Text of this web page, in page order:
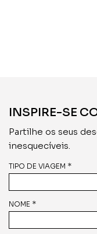
INSPIRE-SE
Partilhe os seus
inesquecíveis.
TIPO DE VIAGEM *
NOME *